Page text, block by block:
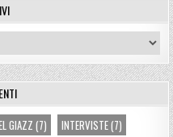
GIAZZ(7) INTERVISTE(7)